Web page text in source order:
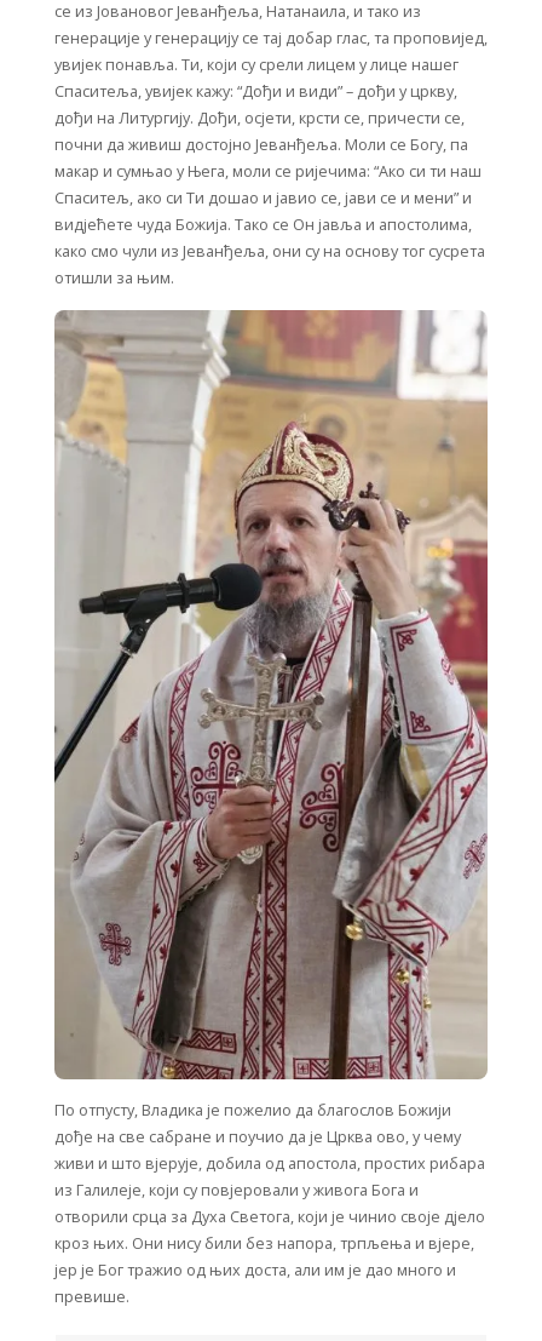
се из Јовановог Јеванђеља, Натанаила, и тако из
генерације у генерацију се тај добар глас, та проповијед,
увијек понавља. Ти, који су срели лицем у лице нашег
Спаситеља, увијек кажу: “Дођи и види” – дођи у цркву,
дођи на Литургију. Дођи, осјети, крсти се, причести се,
почни да живиш достојно Јеванђеља. Моли се Богу, па
макар и сумњао у Њега, моли се ријечима: “Ако си ти наш
Спаситељ, ако си Ти дошао и јавио се, јави се и мени” и
видјећете чуда Божија. Тако се Он јавља и апостолима,
како смо чули из Јеванђеља, они су на основу тог сусрета
отишли за њим.
По отпусту, Владика је пожелио да благослов Божији
дође на све сабране и поучио да је Црква ово, у чему
живи и што вјерује, добила од апостола, простих рибара
из Галилеје, који су повјеровали у живога Бога и
отворили срца за Духа Светога, који је чинио своје дјело
кроз њих. Они нису били без напора, трпљења и вјере,
јер је Бог тражио од њих доста, али им је дао много и
превише.